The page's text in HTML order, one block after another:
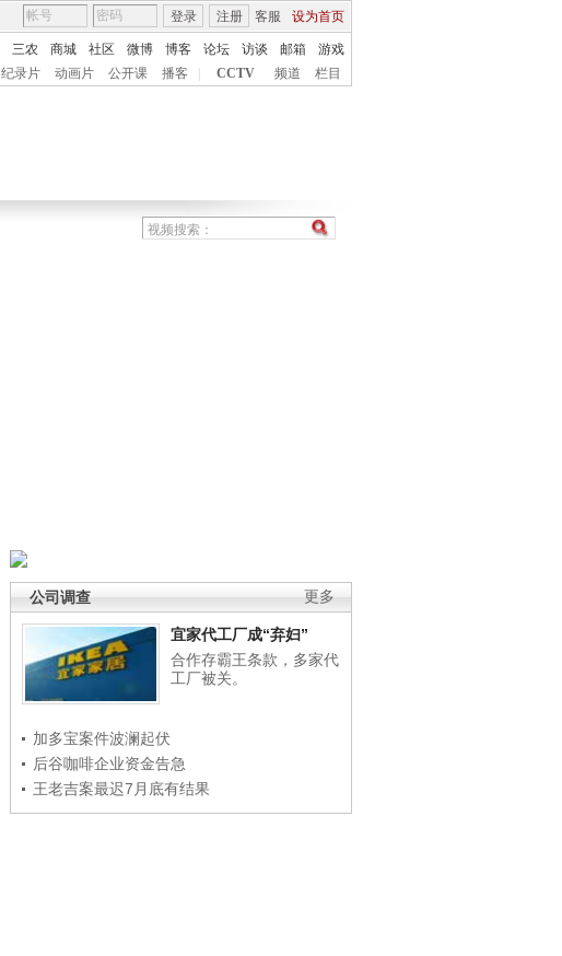
客服 设为首页
登录 注册
三农 商城 社区 微博 博客 论坛 访谈 邮箱
游戏
纪录片 动画片 公开课 播客 CCTV 频道 栏目
更多
公司调查
宜家代工厂成“弃妇”
合作存霸王条款，多家代
工厂被关。
加多宝案件波澜起伏
后谷咖啡企业资金告急
王老吉案最迟7月底有结果